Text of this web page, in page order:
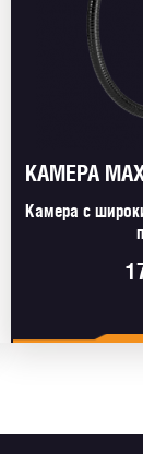
КАМЕРА
Камера с